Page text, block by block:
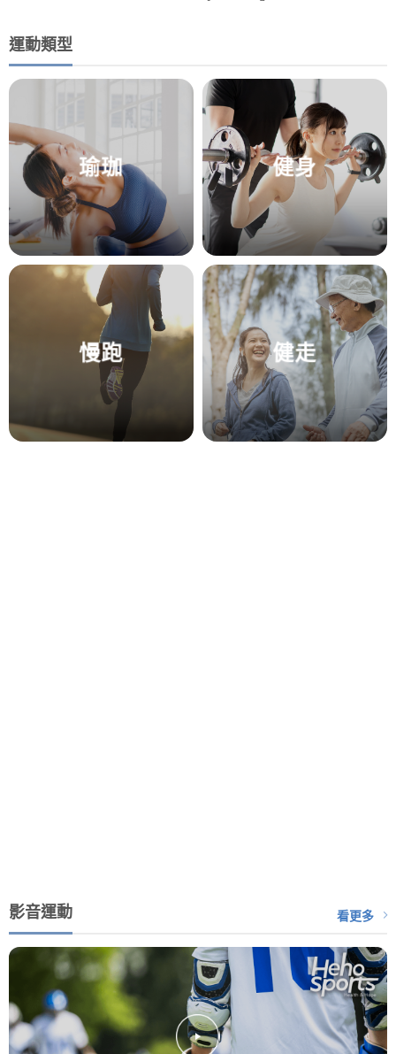
運動類型
瑜珈 健身
慢跑 健走
影音運動 看更多